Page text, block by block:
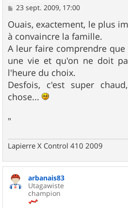
M
s
s
a
g
e
23 sept. 2009, 17:00
Ouais, exactement, le plus
à convaincre la famille.
A leur faire comprendre
une vie et qu'on ne doit
l'heure du choix.
Desfois, c'est super
chose...
"
Lapierre X Control 410 2009
arbanais83
Utagawiste
champion